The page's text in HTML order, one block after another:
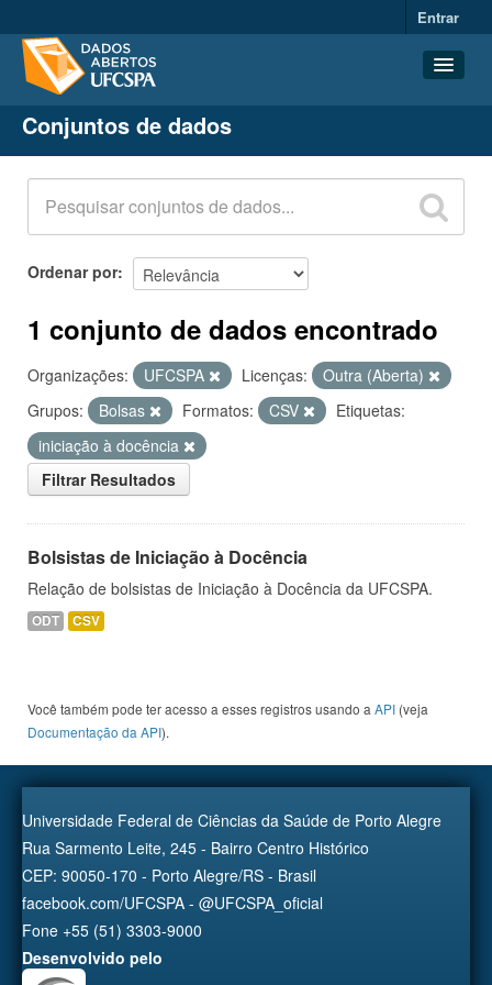
Entrar
Conjuntos de dados
Organizações
Grupos
Sobre
Conjuntos de dados
Ordenar por
1 conjunto de dados encontrado
Organizações: UFCSPA Licenças:
Outra (Aberta)
Grupos:
Bolsas Formatos: CSV
Etiquetas:
iniciação à docência
Filtrar Resultados
Bolsistas de Iniciação à Docência
Relação de bolsistas de Iniciação à Docência da UFCSPA.
ODT CSV
Você também pode ter acesso a esses registros usando a API (veja
Documentação da API).
Universidade Federal de Ciências da Saúde de Porto Alegre
Rua Sarmento Leite, 245 - Bairro Centro Histórico
CEP: 90050-170 - Porto Alegre/RS - Brasil
facebook.com/UFCSPA - @UFCSPA_oficial
Fone +55 (51) 3303-9000
Desenvolvido pelo